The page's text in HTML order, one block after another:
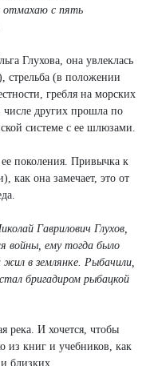
отмахаю с пять
Глухова, она увлеклась
стрельба (в положении
гребля на морских
других прошла по
системе с ее шлюзами.
поколения. Привычка к
как она замечает, это от
Гаврилович Глухов,
войны, ему тогда было
в землянке. Рыбачили,
бригадиром рыбацкой
река. И хочется, чтобы
из книг и учебников, как
близких.